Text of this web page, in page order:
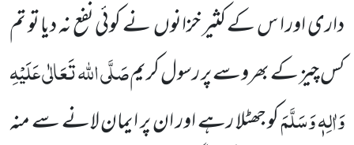
داری اور ا س کے کثیر خزانوںنے کوئی نفع نہ دیا تو تم
کس چیز کے بھروسے پر رسول کریمصَلَّی اللہ تَعَالٰی عَلَیْہِ
وَاٰلِہٖ وَسَلَّمَکو جھٹلا رہے اور ان پر ایمان لانے سے منہ